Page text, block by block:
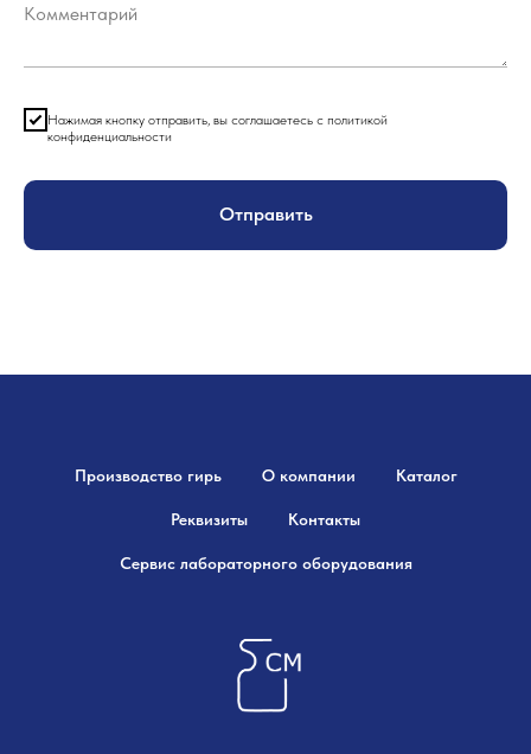
Нажимая кнопку отправить, вы соглашаетесь с политикой
конфиденциальности
Отправить
Производство гирь О компании Каталог
Реквизиты Контакты
Сервис лабораторного оборудования